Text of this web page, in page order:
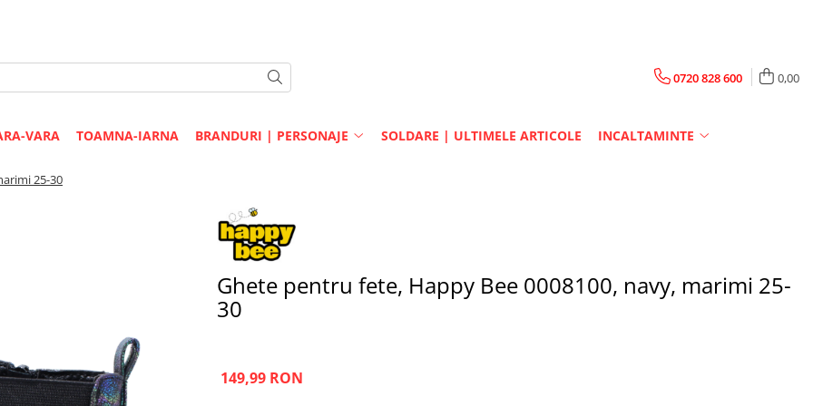
0720 828 600 0,00
VARA TOAMNA-IARNA BRANDURI | PERSONAJE SOLDARE | ULTIMELE ARTICOLE INCALTAMINTE
25-30
Ghete pentru fete, Happy Bee 0008100, navy, marimi 25-
30
149,99 RON